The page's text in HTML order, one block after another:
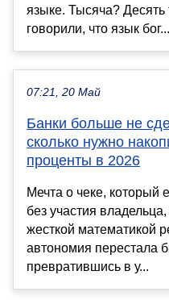
языке. Тысяча?
говорили, что язык бог...
07:21, 20 Май
Банки больше не
сколько нужно
проценты в 2026
Мечта о чеке, который
без участия
жесткой математикой
автономия перестала
превратившись в у...